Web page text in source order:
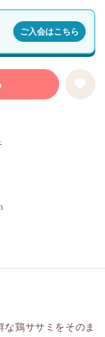
ご入会はこちら
な鶏ササミをそのま